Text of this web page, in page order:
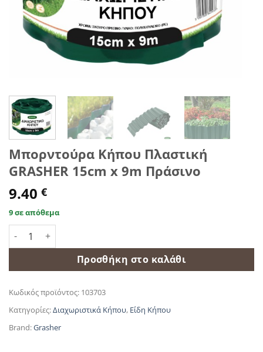
Μπορντούρα Κήπου Πλαστική
GRASHER 15cm x 9m Πράσινο
9.40 €
9 σε απόθεμα
Μπορντούρα Κήπου Πλαστική GRASHER 15cm x 9m
Προσθήκη στο καλάθι
Κωδικός προϊόντος: 103703
Κατηγορίες:Διαχωριστικά Κήπου, Είδη Κήπου
Brand:Grasher